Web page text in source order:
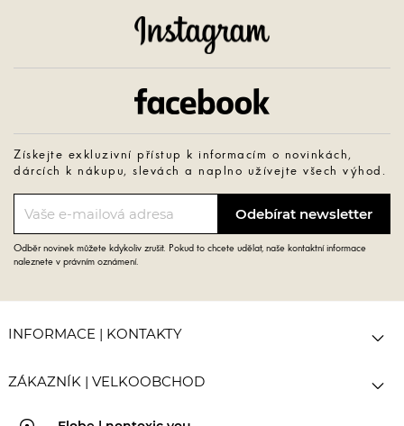
Získejte exkluzivní přístup k informacím o novinkách,
dárcích k nákupu, slevách a naplno užívejte všech výhod.
Odběr novinek můžete kdykoliv zrušit. Pokud to chcete udělat, naše kontaktní informace
naleznete v právním oznámení.
INFORMACE | KONTAKTY 
ZÁKAZNÍK | VELKOOBCHOD 